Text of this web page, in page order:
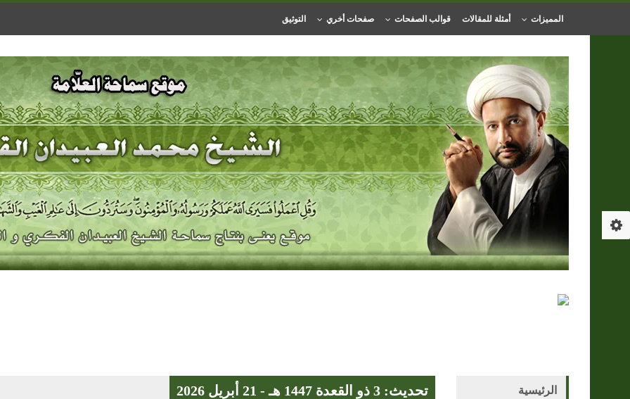
المميزات أمثلة للمقالات قوالب الصفحات صفحات أخري التوثيق
الرئيسية تحديث: 3 ذو القعدة 1447 هـ - 21 أبريل 2026